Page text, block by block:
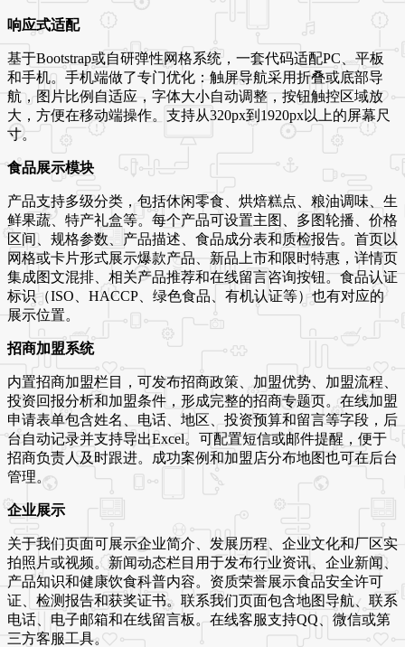
响应式适配
基于Bootstrap或自研弹性网格系统，一套代码适配PC、平板
和手机。手机端做了专门优化：触屏导航采用折叠或底部导
航，图片比例自适应，字体大小自动调整，按钮触控区域放
大，方便在移动端操作。支持从320px到1920px以上的屏幕尺
寸。
食品展示模块
产品支持多级分类，包括休闲零食、烘焙糕点、粮油调味、生
鲜果蔬、特产礼盒等。每个产品可设置主图、多图轮播、价格
区间、规格参数、产品描述、食品成分表和质检报告。首页以
网格或卡片形式展示爆款产品、新品上市和限时特惠，详情页
集成图文混排、相关产品推荐和在线留言咨询按钮。食品认证
标识（ISO、HACCP、绿色食品、有机认证等）也有对应的
展示位置。
招商加盟系统
内置招商加盟栏目，可发布招商政策、加盟优势、加盟流程、
投资回报分析和加盟条件，形成完整的招商专题页。在线加盟
申请表单包含姓名、电话、地区、投资预算和留言等字段，后
台自动记录并支持导出Excel。可配置短信或邮件提醒，便于
招商负责人及时跟进。成功案例和加盟店分布地图也可在后台
管理。
企业展示
关于我们页面可展示企业简介、发展历程、企业文化和厂区实
拍照片或视频。新闻动态栏目用于发布行业资讯、企业新闻、
产品知识和健康饮食科普内容。资质荣誉展示食品安全许可
证、检测报告和获奖证书。联系我们页面包含地图导航、联系
电话、电子邮箱和在线留言板。在线客服支持QQ、微信或第
三方客服工具。